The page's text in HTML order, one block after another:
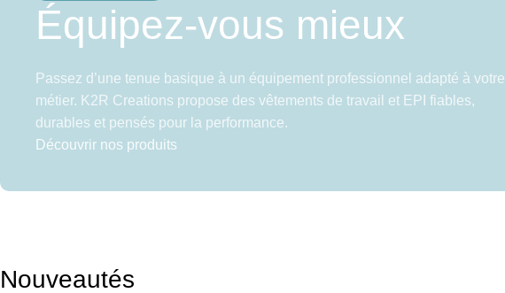
Équipez-vous mieux
Passez d’une tenue basique à un équipement professionnel adapté à votre
métier. K2R Creations propose des vêtements de travail et EPI fiables,
durables et pensés pour la performance.
Découvrir nos produits
Nouveautés